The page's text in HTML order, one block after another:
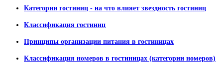
Категории гостиниц - на что влияет звездность гостиниц
Классификация гостиниц
Принципы организации питания в гостиницах
Классификация номеров в гостиницах (категории номеров)